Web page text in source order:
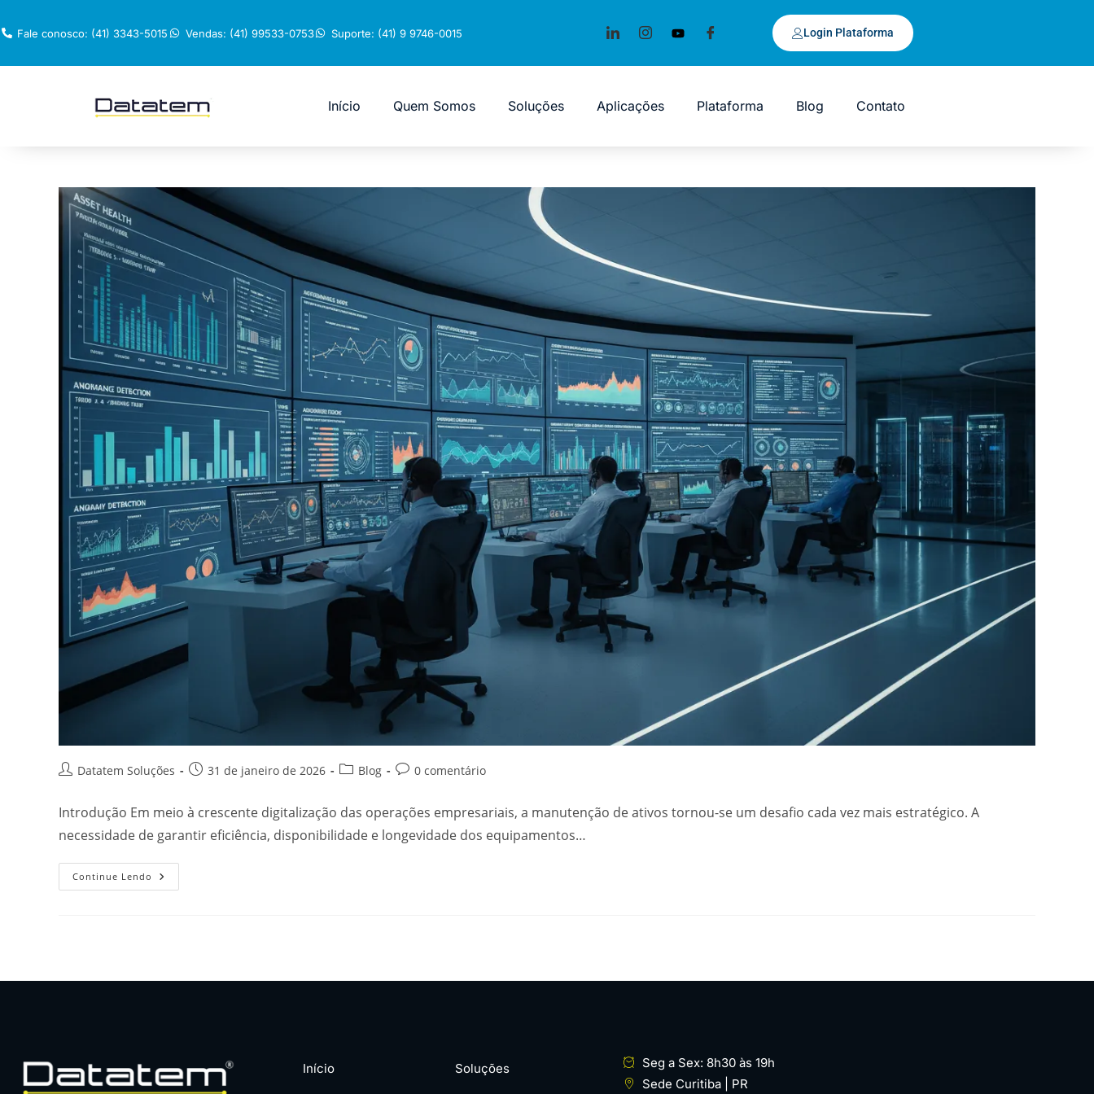
Fale conosco: (41) 3343-5015 Vendas: (41) 99533-0753 Suporte: (41) 9 9746-0015 Login Plataforma
Início Quem Somos Soluções Aplicações Plataforma Blog Contato
Datatem Soluções 31 de janeiro de 2026 Blog 0 comentário
Introdução Em meio à crescente digitalização das operações empresariais, a manutenção de ativos tornou-se um desafio cada vez mais estratégico. A
necessidade de garantir eficiência, disponibilidade e longevidade dos equipamentos…
Continue Lendo
Início Soluções
Seg a Sex: 8h30 às 19h
Sede Curitiba | PR